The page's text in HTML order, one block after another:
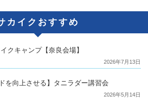
カイクおすすめ
クキャンプ【奈良会場】
2026年7月13日
を向上させる】タニラダー講習会
2026年5月14日